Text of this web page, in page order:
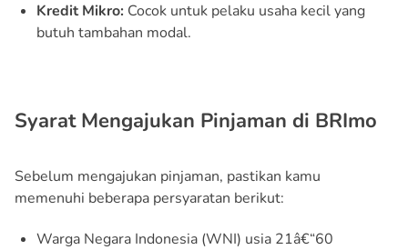
Kredit Mikro: Cocok untuk pelaku usaha kecil yang
butuh tambahan modal.
Syarat Mengajukan Pinjaman di BRImo
Sebelum mengajukan pinjaman, pastikan kamu
memenuhi beberapa persyaratan berikut:
Warga Negara Indonesia (WNI) usia 21â€“60